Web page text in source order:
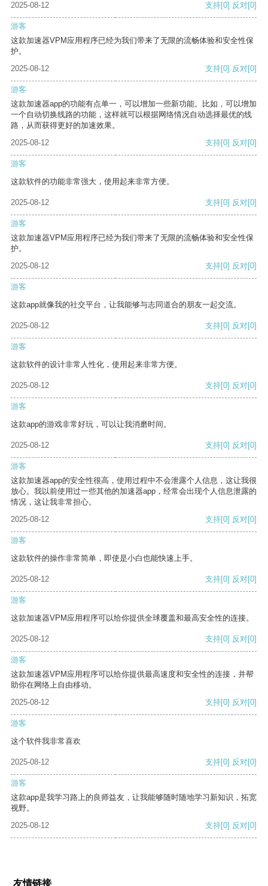
2025-08-12
支持[0] 反对[0]
游客
这款加速器VPM应用程序已经为我们带来了无限的流畅体验和安全性保
护。
2025-08-12
支持[0] 反对[0]
游客
这款加速器app的功能有点单一，可以增加一些新功能。比如，可以增加
一个自动切换线路的功能，这样就可以根据网络情况自动选择最优的线
路，从而获得更好的加速效果。
2025-08-12
支持[0] 反对[0]
游客
这款软件的功能非常强大，使用起来非常方便。
2025-08-12 支持[0] 反对[0]
游客
这款加速器VPM应用程序已经为我们带来了无限的流畅体验和安全性保
护。
2025-08-12
支持[0] 反对[0]
游客
这款app就像我的社交平台，让我能够与志同道合的朋友一起交流。
2025-08-12 支持[0] 反对[0]
游客
这款软件的设计非常人性化，使用起来非常方便。
2025-08-12 支持[0] 反对[0]
游客
这款app的游戏非常好玩，可以让我消磨时间。
2025-08-12 支持[0] 反对[0]
游客
这款加速器app的安全性很高，使用过程中不会泄露个人信息，这让我很
放心。我以前使用过一些其他的加速器app，经常会出现个人信息泄露的
情况，这让我非常担心。
2025-08-12
支持[0] 反对[0]
游客
这款软件的操作非常简单，即使是小白也能快速上手。
2025-08-12 支持[0] 反对[0]
游客
这款加速器VPM应用程序可以给你提供全球覆盖和最高安全性的连接。
2025-08-12 支持[0] 反对[0]
游客
这款加速器VPM应用程序可以给你提供最高速度和安全性的连接，并帮
助你在网络上自由移动。
2025-08-12
支持[0] 反对[0]
游客
这个软件我非常喜欢
2025-08-12 支持[0] 反对[0]
游客
这款app是我学习路上的良师益友，让我能够随时随地学习新知识，拓宽
视野。
2025-08-12
支持[0] 反对[0]
友情链接